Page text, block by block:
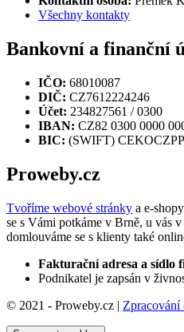
Všechny kontakty
Bankovní a finanční
IČO: 68010087
DIČ: CZ7612224246
Účet: 234827561 / 0300
IBAN: CZ82 0300 0000
BIC: (SWIFT) CEKOCZPP
Proweby.cz
Tvoříme webové stránky a e-
se s Vámi potkáme v Brně, u vás
domlouváme se s klienty také
Fakturační adresa a sídlo
Podnikatel je zapsán v
© 2021 - Proweby.cz | Zpracování